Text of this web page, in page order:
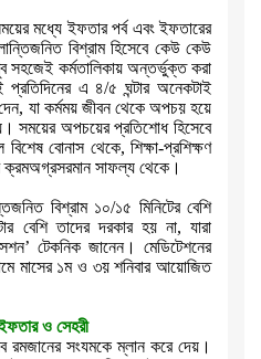
মধ্যে ইফতার পর্ব এবং ইফতারের
বিশ্রাম হিসেবে কেউ কেউ
সহজেই কর্মতালিকায় অন্তর্ভুক্ত করা
প্রতিদিনের এ ৪/৫ ঘন্টার অনেকটাই
, যা কর্মময় জীবন থেকে অপচয় হয়ে
সময়ের অপচয়ের প্রতিশোধ হিসেবে
বিশেষ বোনাস থেকে, শিক্ষা-প্রশিক্ষণ
ক্রমঅগ্রসরমান সাফল্য থেকে।
বিশ্রাম ১০/১৫ মিনিটের বেশি
বেশি তাদের দরকার হয় না,যারা
’ টেকনিক জানেন। মেডিটেশনের
মাসের ১ম ও ৩য় শনিবার আয়োজিত
ইফতার ও সেহরী
রমজানের সংযমকে ম্লান করে দেয়।